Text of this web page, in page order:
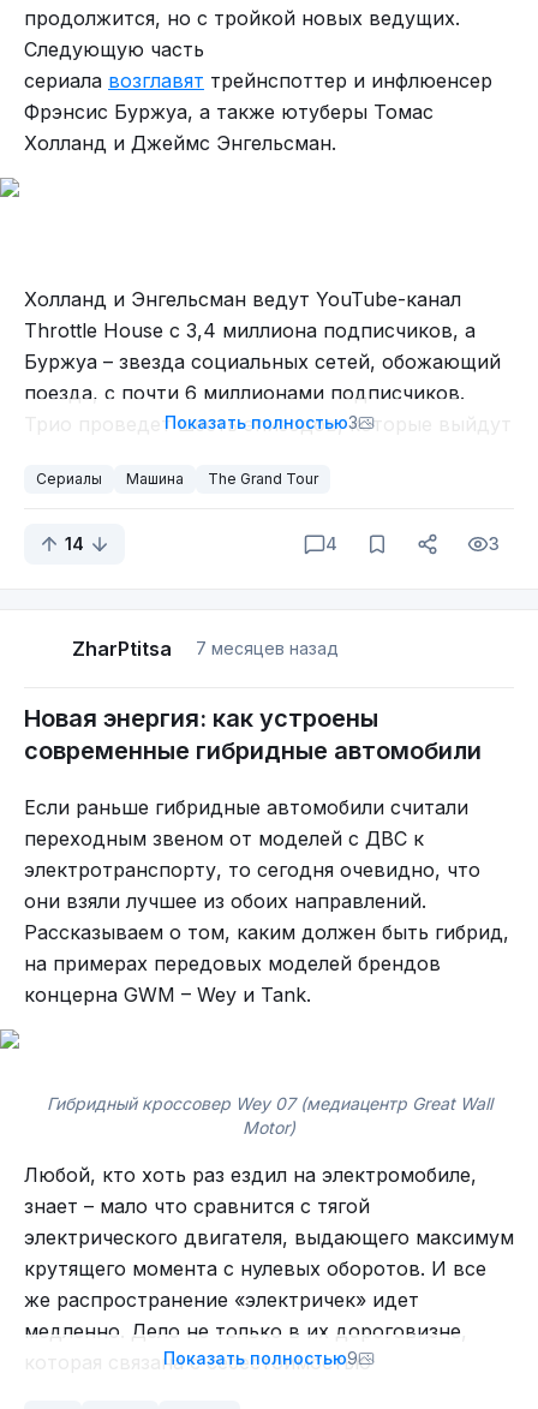
продолжится, но с тройкой новых ведущих.
Следующую часть
сериала возглавят трейнспоттер и инфлюенсер
Фрэнсис Буржуа, а также ютуберы Томас
Холланд и Джеймс Энгельсман.
Холланд и Энгельсман ведут YouTube-канал
Throttle House с 3,4 миллиона подписчиков, а
Буржуа – звезда социальных сетей, обожающий
поезда, с почти 6 миллионами подписчиков.
Трио проведет шесть эпизодов, которые выйдут
Хаммонда и Джеймса Мэя, завершивших работу
ведущими в сентябре 2024 года. Кларксон также
ведущих на странице The Grand Tour.
Показать полностью3
Сериалы Машина The Grand Tour
14 4 3
ZharPtitsa 7 месяцев назад
Новая энергия: как устроены
современные гибридные автомобили
Если раньше гибридные автомобили считали
переходным звеном от моделей с ДВС к
электротранспорту, то сегодня очевидно, что
они взяли лучшее из обоих направлений.
Рассказываем о том, каким должен быть гибрид,
на примерах передовых моделей брендов
концерна GWM – Wey и Tank.
Гибридный кроссовер Wey 07 (медиацентр Great Wall
Motor)
Любой, кто хоть раз ездил на электромобиле,
знает – мало что сравнится с тягой
электрического двигателя, выдающего максимум
крутящего момента с нулевых оборотов. И все
же распространение «электричек» идет
медленно. Дело не только в их дороговизне,
которая связана с себестоимостью
Показать полностью9